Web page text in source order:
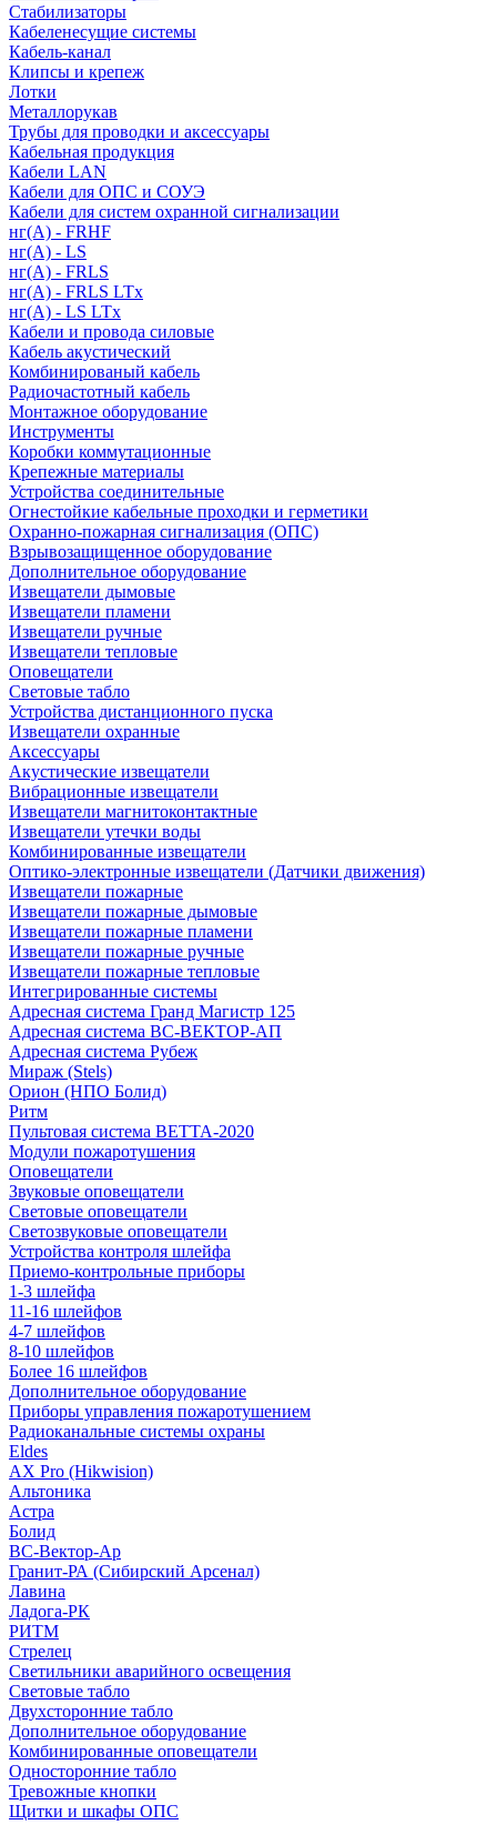
Стабилизаторы
Кабеленесущие системы
Кабель-канал
Клипсы и крепеж
Лотки
Металлорукав
Трубы для проводки и аксессуары
Кабельная продукция
Кабели LAN
Кабели для ОПС и СОУЭ
Кабели для систем охранной сигнализации
нг(A) - FRHF
нг(A) - LS
нг(А) - FRLS
нг(А) - FRLS LTx
нг(А) - LS LTx
Кабели и провода силовые
Кабель акустический
Комбинированый кабель
Радиочастотный кабель
Монтажное оборудование
Инструменты
Коробки коммутационные
Крепежные материалы
Устройства соединительные
Огнестойкие кабельные проходки и герметики
Охранно-пожарная сигнализация (ОПС)
Взрывозащищенное оборудование
Дополнительное оборудование
Извещатели дымовые
Извещатели пламени
Извещатели ручные
Извещатели тепловые
Оповещатели
Световые табло
Устройства дистанционного пуска
Извещатели охранные
Аксессуары
Акустические извещатели
Вибрационные извещатели
Извещатели магнитоконтактные
Извещатели утечки воды
Комбинированные извещатели
Оптико-электронные извещатели (Датчики движения)
Извещатели пожарные
Извещатели пожарные дымовые
Извещатели пожарные пламени
Извещатели пожарные ручные
Извещатели пожарные тепловые
Интегрированные системы
Адресная система Гранд Магистр 125
Адресная система ВС-ВЕКТОР-АП
Адресная система Рубеж
Мираж (Stels)
Орион (НПО Болид)
Ритм
Пультовая система ВЕТТА-2020
Модули пожаротушения
Оповещатели
Звуковые оповещатели
Световые оповещатели
Светозвуковые оповещатели
Устройства контроля шлейфа
Приемо-контрольные приборы
1-3 шлейфа
11-16 шлейфов
4-7 шлейфов
8-10 шлейфов
Более 16 шлейфов
Дополнительное оборудование
Приборы управления пожаротушением
Радиоканальные системы охраны
Eldes
AX Pro (Hikwision)
Альтоника
Астра
Болид
ВС-Вектор-Ар
Гранит-РА (Сибирский Арсенал)
Лавина
Ладога-РК
РИТМ
Стрелец
Светильники аварийного освещения
Световые табло
Двухсторонние табло
Дополнительное оборудование
Комбинированные оповещатели
Односторонние табло
Тревожные кнопки
Щитки и шкафы ОПС